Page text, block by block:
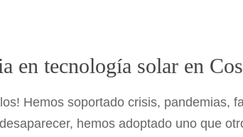
en tecnología solar en
Hemos soportado crisis, pandemias,
hemos adoptado uno que